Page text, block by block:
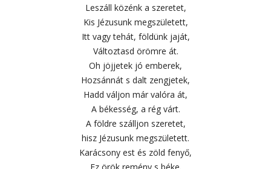
Leszáll közénk a szeretet,
Kis Jézusunk megszületett,
Itt vagy tehát, földünk jaját,
Változtasd örömre át.
Oh jöjjetek jó emberek,
Hozsánnát s dalt zengjetek,
Hadd váljon már valóra át,
A békesség, a rég várt.
A földre szálljon szeretet,
hisz Jézusunk megszületett.
Karácsony est és zöld fenyő,